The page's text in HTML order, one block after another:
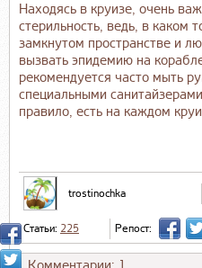
Находясь в круизе, очень
стерильность, ведь, в каком
замкнутом пространстве и
вызвать эпидемию на
рекомендуется часто мыть
специальными
правило, есть на каждом
trostinochka
Статьи: 225 Репост: